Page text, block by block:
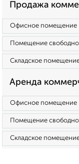
Продажа
Офисное помещение
Помещение
Складское
Аренда
Офисное помещение
Помещение
Складское